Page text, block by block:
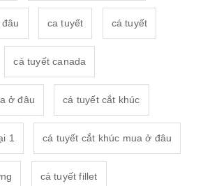
ca tuyết cá tuyết
cá tuyết canada
ở đâu cá tuyết cắt khúc
1 cá tuyết cắt khúc mua ở đâu
cá tuyết fillet